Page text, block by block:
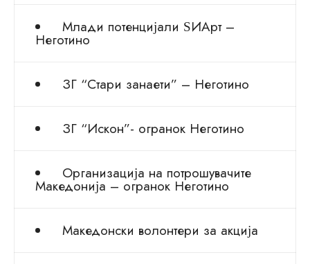
Млади потенцијали ЅИАрт –
Неготино
ЗГ “Стари занаети” – Неготино
ЗГ “Искон”- огранок Неготино
Организација на потрошувачите
Македонија – огранок Неготино
Македонски волонтери за акција